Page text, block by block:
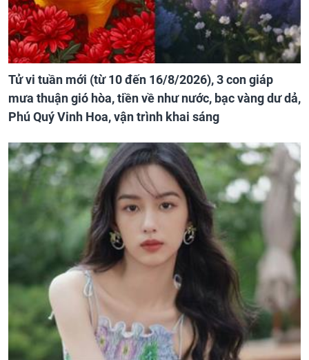
Tử vi tuần mới (từ 10 đến 16/8/2026), 3 con giáp
mưa thuận gió hòa, tiền về như nước, bạc vàng dư dả,
Phú Quý Vinh Hoa, vận trình khai sáng